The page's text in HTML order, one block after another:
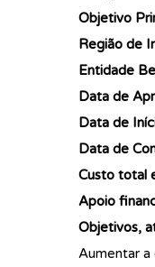
Objetivo
Região de
Entidade
Data de
Data de
Data de
Custo total
Apoio
Objetivos,
Aumentar a